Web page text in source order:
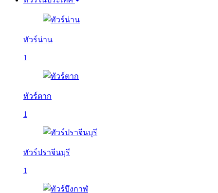
ทัวร์น่าน
1
ทัวร์ตาก
1
ทัวร์ปราจีนบุรี
1